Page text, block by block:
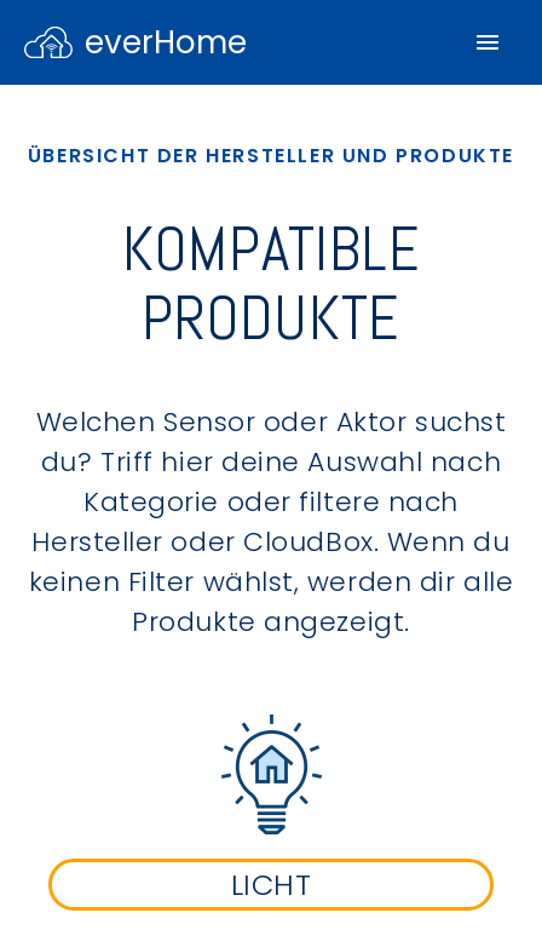
everHome
ÜBERSICHT DER HERSTELLER UND PRODUKTE
KOMPATIBLE
PRODUKTE
Welchen Sensor oder Aktor suchst
du? Triff hier deine Auswahl nach
Kategorie oder filtere nach
Hersteller oder CloudBox. Wenn du
keinen Filter wählst, werden dir alle
Produkte angezeigt.
LICHT